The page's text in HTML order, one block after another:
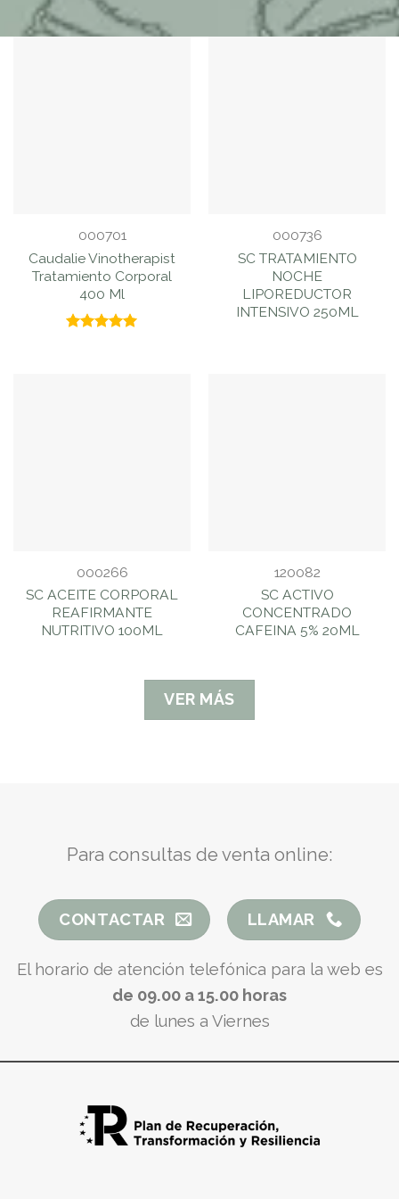
FILTRAR
PRODUCTOS
000701
Caudalie Vinotherapist
Tratamiento Corporal
400 Ml
000736
SC TRATAMIENTO
NOCHE
LIPOREDUCTOR
INTENSIVO 250ML
000266
SC ACEITE CORPORAL
REAFIRMANTE
NUTRITIVO 100ML
120082
SC ACTIVO
CONCENTRADO
CAFEINA 5% 20ML
VER MÁS
Para consultas de venta online:
CONTACTAR LLAMAR
El horario de atención telefónica para la web es
de 09.00 a 15.00 horas
de lunes a Viernes